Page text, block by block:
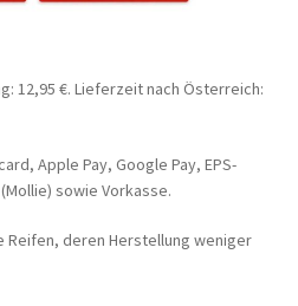
12,95 €. Lieferzeit nach Österreich:
Apple Pay, Google Pay, EPS-
sowie Vorkasse.
Reifen, deren Herstellung weniger